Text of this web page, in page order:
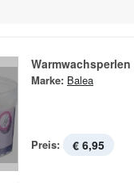
Warmwachsperlen
Marke: Balea
Preis: € 6,95